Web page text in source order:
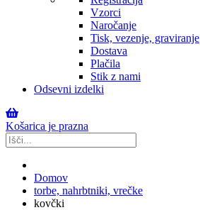
Vzorci
Naročanje
Tisk, vezenje, graviranje
Dostava
Plačila
Stik z nami
Odsevni izdelki
Košarica je prazna
Domov
torbe, nahrbtniki, vrečke
kovčki